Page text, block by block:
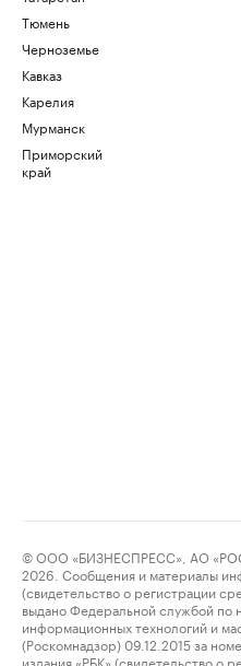
Тюмень
Черноземье
Кавказ
Карелия
Мурманск
Приморский
край
© ООО «БИЗНЕСПРЕСС», АО
2026. Сообщения и материалы
(свидетельство о регистрации
выдано Федеральной службой по
информационных технологий и
(Роскомнадзор) 09.12.2015 за
издания «РБК» (свидетельство о